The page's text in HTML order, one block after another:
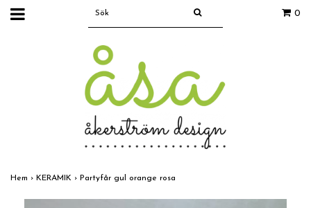
0
Hem › KERAMIK › Partyfår gul orange rosa